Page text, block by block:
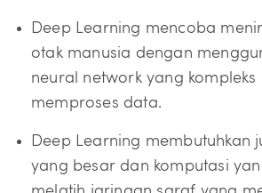
Deep Learning mencoba
otak manusia dengan
neural network yang kompleks
memproses data.
Deep Learning membutuhkan
yang besar dan komputasi